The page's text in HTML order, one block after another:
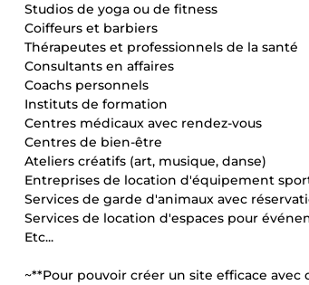
Studios de yoga ou de fitness
Coiffeurs et barbiers
Thérapeutes et professionnels de la santé
Consultants en affaires
Coachs personnels
Instituts de formation
Centres médicaux avec rendez-vous
Centres de bien-être
Ateliers créatifs (art, musique, danse)
Entreprises de location d'équipement
Services de garde d'animaux avec
Services de location d'espaces pour
Etc...
~**Pour pouvoir créer un site efficace